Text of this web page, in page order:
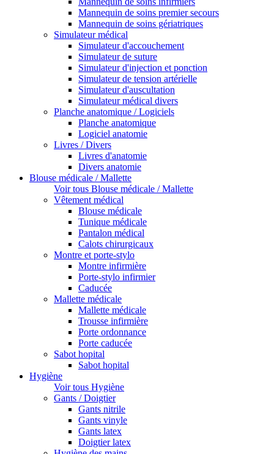
Mannequin de soins premier secours
Mannequin de soins gériatriques
Simulateur médical
Simulateur d'accouchement
Simulateur de suture
Simulateur d'injection et ponction
Simulateur de tension artérielle
Simulateur d'auscultation
Simulateur médical divers
Planche anatomique / Logiciels
Planche anatomique
Logiciel anatomie
Livres / Divers
Livres d'anatomie
Divers anatomie
Blouse médicale / Mallette
Voir tous Blouse médicale / Mallette
Vêtement médical
Blouse médicale
Tunique médicale
Pantalon médical
Calots chirurgicaux
Montre et porte-stylo
Montre infirmière
Porte-stylo infirmier
Caducée
Mallette médicale
Mallette médicale
Trousse infirmière
Porte ordonnance
Porte caducée
Sabot hopital
Sabot hopital
Hygiène
Voir tous Hygiène
Gants / Doigtier
Gants nitrile
Gants vinyle
Gants latex
Doigtier latex